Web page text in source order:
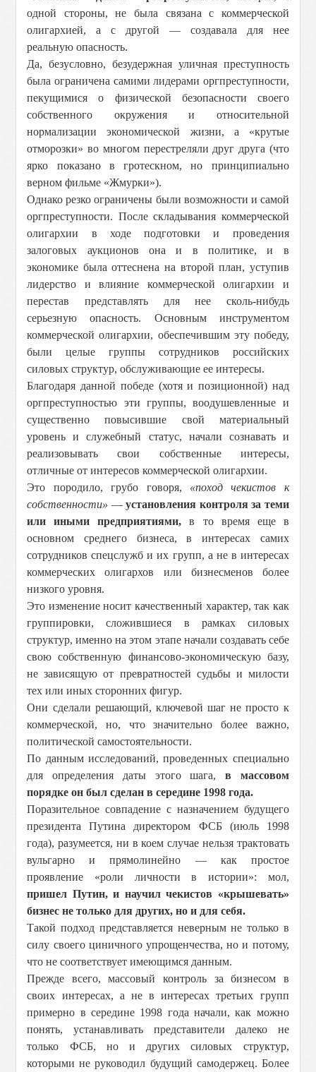
одной стороны, не была связана с коммерческой
олигархией, а с другой — создавала для нее
реальную опасность.
Да, безусловно, безудержная уличная преступность
была ограничена самими лидерами оргпреступности,
пекущимися о физической безопасности своего
собственного окружения и относительной
нормализации экономической жизни, а «крутые
отморозки» во многом перестреляли друг друга (что
ярко показано в гротескном, но принципиально
верном фильме «Жмурки»).
Однако резко ограничены были возможности и самой
оргпреступности. После складывания коммерческой
олигархии в ходе подготовки и проведения
залоговых аукционов она и в политике, и в
экономике была оттеснена на второй план, уступив
лидерство и влияние коммерческой олигархии и
перестав представлять для нее сколь-нибудь
серьезную опасность. Основным инструментом
коммерческой олигархии, обеспечившим эту победу,
были целые группы сотрудников российских
силовых структур, обслуживающие ее интересы.
Благодаря данной победе (хотя и позиционной) над
оргпреступностью эти группы, воодушевленные и
существенно повысившие свой материальный
уровень и служебный статус, начали сознавать и
реализовывать свои собственные интересы,
отличные от интересов коммерческой олигархии.
Это породило, грубо говоря, «поход чекистов к
собственности» —установления контроля за теми
или иными предприятиями, в то время еще в
основном среднего бизнеса, в интересах самих
сотрудников спецслужб и их групп, а не в интересах
коммерческих олигархов или бизнесменов более
низкого уровня.
Это изменение носит качественный характер, так как
группировки, сложившиеся в рамках силовых
структур, именно на этом этапе начали создавать себе
свою собственную финансово-экономическую базу,
не зависящую от превратностей судьбы и милости
тех или иных сторонних фигур.
Они сделали решающий, ключевой шаг не просто к
коммерческой, но, что значительно более важно,
политической самостоятельности.
По данным исследований, проведенных специально
для определения даты этого шага, в массовом
порядке он был сделан в середине 1998 года.
Поразительное совпадение с назначением будущего
президента Путина директором ФСБ (июль 1998
года), разумеется, ни в коем случае нельзя трактовать
вульгарно и прямолинейно — как простое
проявление «роли личности в истории»: мол,
пришел Путин, и научил чекистов «крышевать»
бизнес не только для других, но и для себя.
Такой подход представляется неверным не только в
силу своего циничного упрощенчества, но и потому,
что не соответствует имеющимся данным.
Прежде всего, массовый контроль за бизнесом в
своих интересах, а не в интересах третьих групп
примерно в середине 1998 года начали, как можно
понять, устанавливать представители далеко не
только ФСБ, но и других силовых структур,
которыми не руководил будущий самодержец. Более